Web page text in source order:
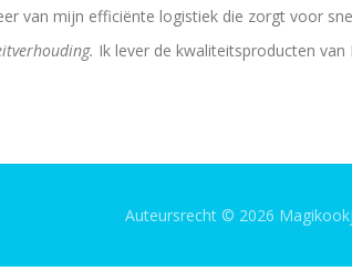
van mijn efficiënte logistiek die zorgt voor
Ik lever de kwaliteitsproducten
Auteursrecht © 2026